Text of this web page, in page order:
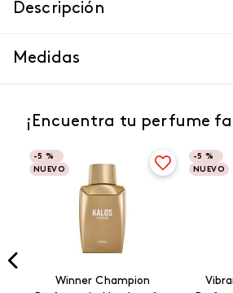
Descripción
Medidas
¡Encuentra tu perfume
-5 %
NUEVO
Winner Champion
-5 %
NUEVO